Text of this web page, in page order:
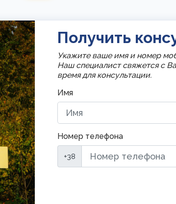
Получить
Укажите ваше имя и номер
Наш специалист свяжется с
время для консультации.
Имя
Номер телефона
+38